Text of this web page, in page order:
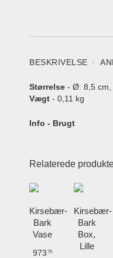
BESKRIVELSE
Størrelse - Ø: 8,5 cm,
Vægt - 0,11 kg
Info - Brugt
Relaterede
Kirsebær-
Bark
Vase
973 75
Kirsebær-
Bark
Box,
Lille